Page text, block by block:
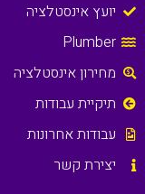
יועץ אינסטלציה
Plumber
מחירון אינסטלציה
תיקיית עבודות
עבודות אחרונות
יצירת קשר